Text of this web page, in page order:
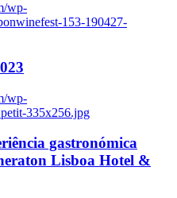
wp-
153-190427-
wp-
335x256.jpg
gastronómica
Lisboa Hotel &